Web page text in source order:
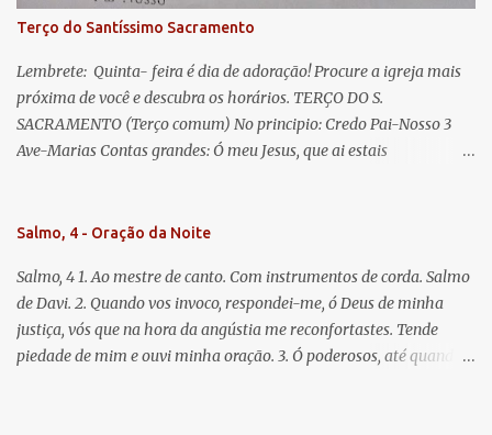
Terço do Santíssimo Sacramento
Lembrete: Quinta- feira é dia de adoração! Procure a igreja mais
próxima de você e descubra os horários. TERÇO DO S.
SACRAMENTO (Terço comum) No principio: Credo Pai-Nosso 3
Ave-Marias Contas grandes: Ó meu Jesus, que ai estais
Vós morra eu! Nas contas pequenas: Sacramento de Amor!
que nos salva, dá-nos Vossa força, Vosso perdão e a Vossa
misericórdia. (no fim) Rezar 3 vezes: Louvores e graças se deem a
cada momento ao Santíssimo e Diviníssimo Sacramento.
Salmo, 4 - Oração da Noite
Salmo, 4 1. Ao mestre de canto. Com instrumentos de corda. Salmo
de Davi. 2. Quando vos invoco, respondei-me, ó Deus de minha
justiça, vós que na hora da angústia me reconfortastes. Tende
piedade de mim e ouvi minha oração. 3. Ó poderosos, até quando